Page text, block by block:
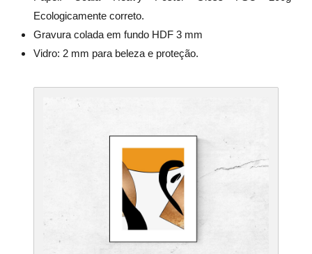
Ecologicamente correto.
Gravura colada em fundo HDF 3 mm
Vidro: 2 mm para beleza e proteção.